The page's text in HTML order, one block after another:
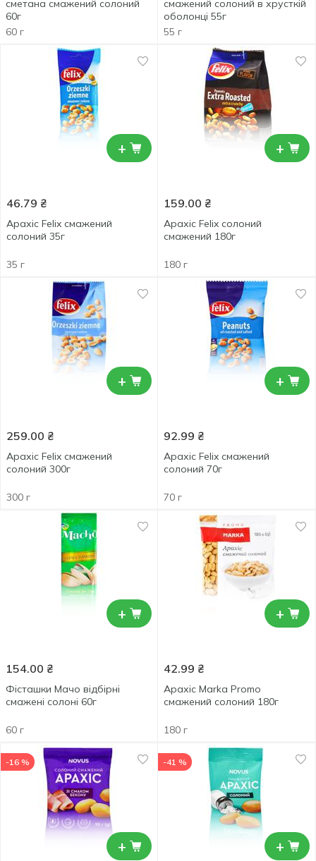
сметана смажений солоний
60г
60 г
смажений солоний в хрусткій
оболонці 55г
55 г
+
46.79 ₴
Арахіс Felix смажений
солоний 35г
35 г
+
159.00 ₴
Арахіс Felix солоний
смажений 180г
180 г
+
259.00 ₴
Арахіс Felix смажений
солоний 300г
300 г
+
92.99 ₴
Арахіс Felix смажений
солоний 70г
70 г
+
154.00 ₴
Фісташки Мачо відбірні
смажені солоні 60г
60 г
+
42.99 ₴
Арахіс Marka Promo
смажений солоний 180г
180 г
+
-16 %
+
-41 %